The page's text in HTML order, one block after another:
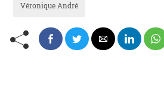
Véronique André